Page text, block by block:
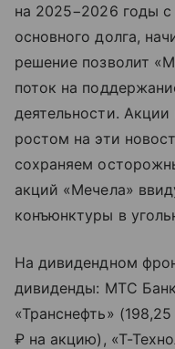
на 2025−2026 годы
основного долга,
решение позволит
поток на
деятельности.
ростом на эти
сохраняем
акций «Мечела»
конъюнктуры в
На дивидендном
дивиденды: МТС
«Транснефть»
₽ на акцию), «Т-